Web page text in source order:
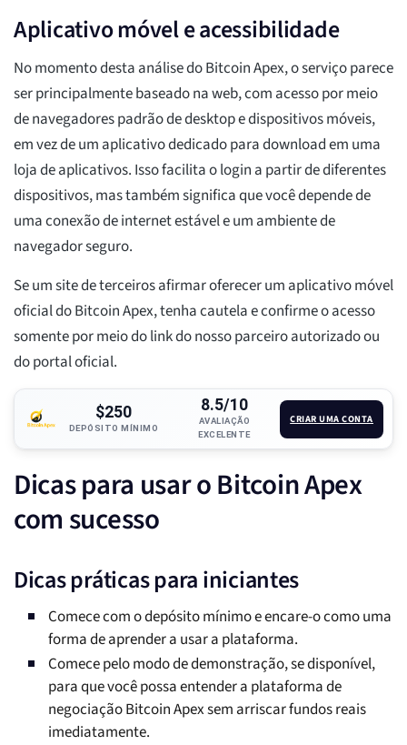
Aplicativo móvel e acessibilidade
No momento desta análise do Bitcoin Apex, o serviço parece
ser principalmente baseado na web, com acesso por meio
de navegadores padrão de desktop e dispositivos móveis,
em vez de um aplicativo dedicado para download em uma
loja de aplicativos. Isso facilita o login a partir de diferentes
dispositivos, mas também significa que você depende de
uma conexão de internet estável e um ambiente de
navegador seguro.
Se um site de terceiros afirmar oferecer um aplicativo móvel
oficial do Bitcoin Apex, tenha cautela e confirme o acesso
somente por meio do link do nosso parceiro autorizado ou
do portal oficial.
$250
DEPÓSITO MÍNIMO
8.5/10
AVALIAÇÃO
EXCELENTE
CRIAR UMA CONTA
Dicas para usar o Bitcoin Apex
com sucesso
Dicas práticas para iniciantes
Comece com o depósito mínimo e encare-o como uma
forma de aprender a usar a plataforma.
Comece pelo modo de demonstração, se disponível,
para que você possa entender a plataforma de
negociação Bitcoin Apex sem arriscar fundos reais
imediatamente.